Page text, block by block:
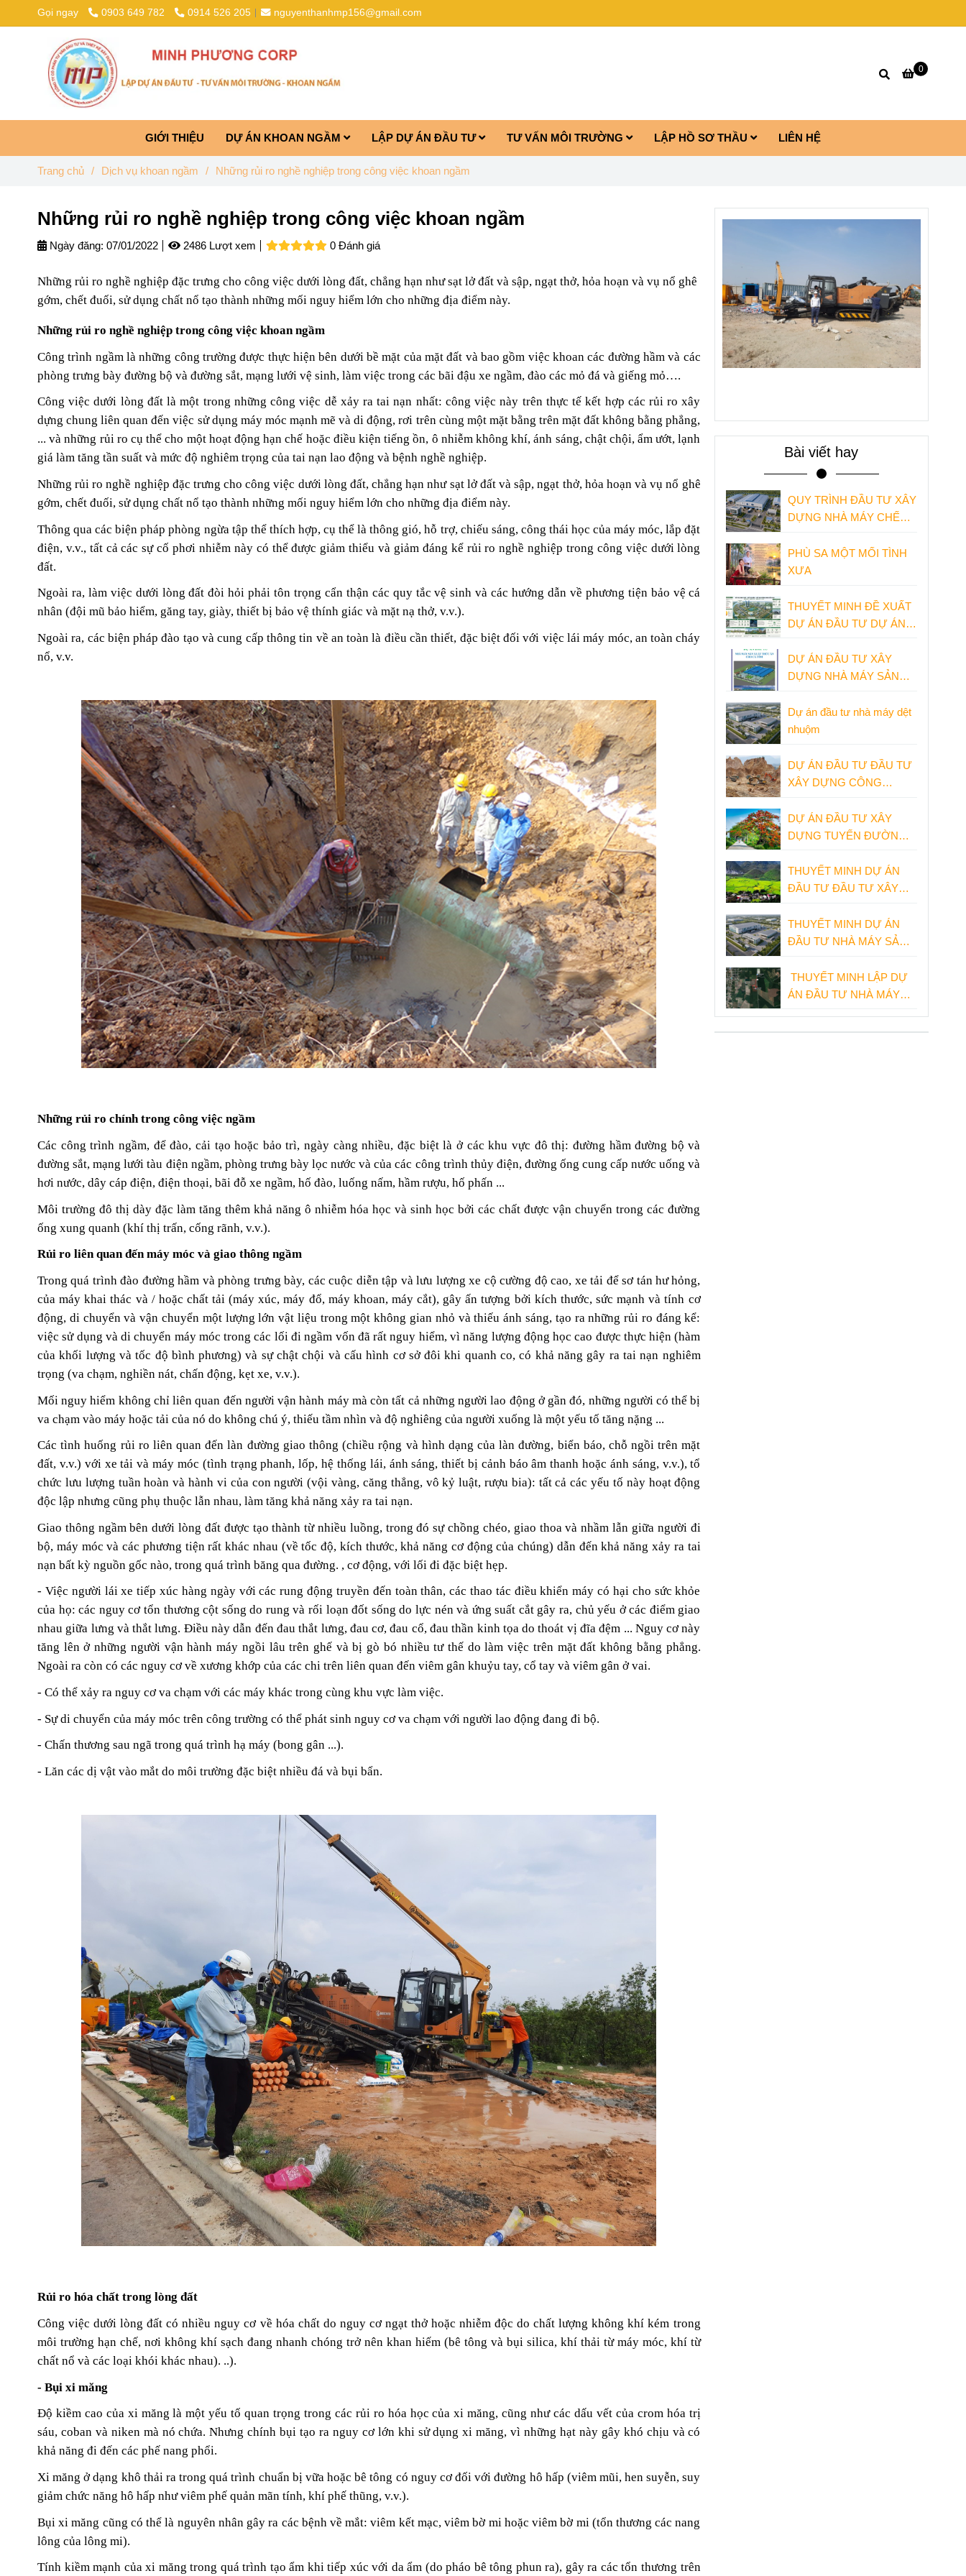
Gọi ngay 0903 649 782 0914 526 205 nguyenthanhmp156@gmail.com
0
GIỚI THIỆU DỰ ÁN KHOAN NGẦM LẬP DỰ ÁN ĐẦU TƯ TƯ VẤN MÔI TRƯỜNG LẬP HỒ SƠ THẦU LIÊN HỆ
Trang chủ / Dịch vụ khoan ngầm / Những rủi ro nghề nghiệp trong công việc khoan ngầm
Những rủi ro nghề nghiệp trong công việc khoan ngầm
Ngày đăng: 07/01/2022 2486 Lượt xem 0 Đánh giá
Những rủi ro nghề nghiệp đặc trưng cho công việc dưới lòng đất, chẳng hạn như sạt lở đất và sập, ngạt thở, hỏa hoạn và vụ nổ ghê
gớm, chết đuối, sử dụng chất nổ tạo thành những mối nguy hiểm lớn cho những địa điểm này.
Những rủi ro nghề nghiệp trong công việc khoan ngầm
Công trình ngầm là những công trường được thực hiện bên dưới bề mặt của mặt đất và bao gồm việc khoan các đường hầm và các
phòng trưng bày đường bộ và đường sắt, mạng lưới vệ sinh, làm việc trong các bãi đậu xe ngầm, đào các mỏ đá và giếng mỏ….
Công việc dưới lòng đất là một trong những công việc dễ xảy ra tai nạn nhất: công việc này trên thực tế kết hợp các rủi ro xây
dựng chung liên quan đến việc sử dụng máy móc mạnh mẽ và di động, rơi trên cùng một mặt bằng trên mặt đất không bằng phẳng,
... và những rủi ro cụ thể cho một hoạt động hạn chế hoặc điều kiện tiếng ồn, ô nhiễm không khí, ánh sáng, chật chội, ẩm ướt, lạnh
giá làm tăng tần suất và mức độ nghiêm trọng của tai nạn lao động và bệnh nghề nghiệp.
Những rủi ro nghề nghiệp đặc trưng cho công việc dưới lòng đất, chẳng hạn như sạt lở đất và sập, ngạt thở, hỏa hoạn và vụ nổ ghê
gớm, chết đuối, sử dụng chất nổ tạo thành những mối nguy hiểm lớn cho những địa điểm này.
Thông qua các biện pháp phòng ngừa tập thể thích hợp, cụ thể là thông gió, hỗ trợ, chiếu sáng, công thái học của máy móc, lắp đặt
điện, v.v., tất cả các sự cố phơi nhiễm này có thể được giảm thiểu và giảm đáng kể rủi ro nghề nghiệp trong công việc dưới lòng
đất.
Ngoài ra, làm việc dưới lòng đất đòi hỏi phải tôn trọng cẩn thận các quy tắc vệ sinh và các hướng dẫn về phương tiện bảo vệ cá
nhân (đội mũ bảo hiểm, găng tay, giày, thiết bị bảo vệ thính giác và mặt nạ thở, v.v.).
Ngoài ra, các biện pháp đào tạo và cung cấp thông tin về an toàn là điều cần thiết, đặc biệt đối với việc lái máy móc, an toàn cháy
nổ, v.v.
Những rủi ro chính trong công việc ngầm
Các công trình ngầm, để đào, cải tạo hoặc bảo trì, ngày càng nhiều, đặc biệt là ở các khu vực đô thị: đường hầm đường bộ và
đường sắt, mạng lưới tàu điện ngầm, phòng trưng bày lọc nước và của các công trình thủy điện, đường ống cung cấp nước uống và
hơi nước, dây cáp điện, điện thoại, bãi đỗ xe ngầm, hố đào, luống nấm, hầm rượu, hố phấn ...
Môi trường đô thị dày đặc làm tăng thêm khả năng ô nhiễm hóa học và sinh học bởi các chất được vận chuyển trong các đường
ống xung quanh (khí thị trấn, cống rãnh, v.v.).
Rủi ro liên quan đến máy móc và giao thông ngầm
Trong quá trình đào đường hầm và phòng trưng bày, các cuộc diễn tập và lưu lượng xe cộ cường độ cao, xe tải để sơ tán hư hỏng,
của máy khai thác và / hoặc chất tải (máy xúc, máy đổ, máy khoan, máy cắt), gây ấn tượng bởi kích thước, sức mạnh và tính cơ
động, di chuyển và vận chuyển một lượng lớn vật liệu trong một không gian nhỏ và thiếu ánh sáng, tạo ra những rủi ro đáng kể:
việc sử dụng và di chuyển máy móc trong các lối đi ngầm vốn đã rất nguy hiểm, vì năng lượng động học cao được thực hiện (hàm
của khối lượng và tốc độ bình phương) và sự chật chội và cấu hình cơ sở đôi khi quanh co, có khả năng gây ra tai nạn nghiêm
trọng (va chạm, nghiền nát, chấn động, kẹt xe, v.v.).
Mối nguy hiểm không chỉ liên quan đến người vận hành máy mà còn tất cả những người lao động ở gần đó, những người có thể bị
va chạm vào máy hoặc tải của nó do không chú ý, thiếu tầm nhìn và độ nghiêng của người xuống là một yếu tố tăng nặng ...
Các tình huống rủi ro liên quan đến làn đường giao thông (chiều rộng và hình dạng của làn đường, biển báo, chỗ ngồi trên mặt
đất, v.v.) với xe tải và máy móc (tình trạng phanh, lốp, hệ thống lái, ánh sáng, thiết bị cảnh báo âm thanh hoặc ánh sáng, v.v.), tổ
chức lưu lượng tuần hoàn và hành vi của con người (vội vàng, căng thẳng, vô kỷ luật, rượu bia): tất cả các yếu tố này hoạt động
độc lập nhưng cũng phụ thuộc lẫn nhau, làm tăng khả năng xảy ra tai nạn.
Giao thông ngầm bên dưới lòng đất được tạo thành từ nhiều luồng, trong đó sự chồng chéo, giao thoa và nhầm lẫn giữa người đi
bộ, máy móc và các phương tiện rất khác nhau (về tốc độ, kích thước, khả năng cơ động của chúng) dẫn đến khả năng xảy ra tai
nạn bất kỳ nguồn gốc nào, trong quá trình băng qua đường. , cơ động, với lối đi đặc biệt hẹp.
- Việc người lái xe tiếp xúc hàng ngày với các rung động truyền đến toàn thân, các thao tác điều khiển máy có hại cho sức khỏe
của họ: các nguy cơ tổn thương cột sống do rung và rối loạn đốt sống do lực nén và ứng suất cắt gây ra, chủ yếu ở các điểm giao
nhau giữa lưng và thắt lưng. Điều này dẫn đến đau thắt lưng, đau cơ, đau cổ, đau thần kinh tọa do thoát vị đĩa đệm ... Nguy cơ này
tăng lên ở những người vận hành máy ngồi lâu trên ghế và bị gò bó nhiều tư thế do làm việc trên mặt đất không bằng phẳng.
Ngoài ra còn có các nguy cơ về xương khớp của các chi trên liên quan đến viêm gân khuỷu tay, cổ tay và viêm gân ở vai.
- Có thể xảy ra nguy cơ va chạm với các máy khác trong cùng khu vực làm việc.
- Sự di chuyển của máy móc trên công trường có thể phát sinh nguy cơ va chạm với người lao động đang đi bộ.
- Chấn thương sau ngã trong quá trình hạ máy (bong gân ...).
- Lăn các dị vật vào mắt do môi trường đặc biệt nhiều đá và bụi bẩn.
Rủi ro hóa chất trong lòng đất
Công việc dưới lòng đất có nhiều nguy cơ về hóa chất do nguy cơ ngạt thở hoặc nhiễm độc do chất lượng không khí kém trong
môi trường hạn chế, nơi không khí sạch đang nhanh chóng trở nên khan hiếm (bê tông và bụi silica, khí thải từ máy móc, khí từ
chất nổ và các loại khói khác nhau). ..).
- Bụi xi măng
Độ kiềm cao của xi măng là một yếu tố quan trọng trong các rủi ro hóa học của xi măng, cũng như các dấu vết của crom hóa trị
sáu, coban và niken mà nó chứa. Nhưng chính bụi tạo ra nguy cơ lớn khi sử dụng xi măng, vì những hạt này gây khó chịu và có
khả năng đi đến các phế nang phổi.
Xi măng ở dạng khô thải ra trong quá trình chuẩn bị vữa hoặc bê tông có nguy cơ đối với đường hô hấp (viêm mũi, hen suyễn, suy
giảm chức năng hô hấp như viêm phế quản mãn tính, khí phế thũng, v.v.).
Bụi xi măng cũng có thể là nguyên nhân gây ra các bệnh về mắt: viêm kết mạc, viêm bờ mi hoặc viêm bờ mi (tổn thương các nang
lông của lông mi).
Tính kiềm mạnh của xi măng trong quá trình tạo ẩm khi tiếp xúc với da ẩm (do pháo bê tông phun ra), gây ra các tổn thương trên
Bài viết hay
QUY TRÌNH ĐẦU TƯ XÂY
DỰNG NHÀ MÁY CHẾ
SẢN
PHÙ SA MỘT MỐI TÌNH
XƯA
THUYẾT MINH ĐỀ XUẤT
DỰ ÁN ĐẦU TƯ DỰ ÁN
DỰ ÁN ĐẦU TƯ XÂY
DỰNG NHÀ MÁY SẢN
NUÔI THỦY SẢN
Dự án đầu tư nhà máy dệt
nhuộm
DỰ ÁN ĐẦU TƯ ĐẦU TƯ
XÂY DỰNG CÔNG
KHOÁNG SẢN LÀM VẬT
LIỆU XÂY DỰNG
DỰ ÁN ĐẦU TƯ XÂY
DỰNG TUYẾN ĐƯỜNG
- HẢI PHÒNG
THUYẾT MINH DỰ ÁN
ĐẦU TƯ ĐẦU TƯ XÂY
MĂNG
THUYẾT MINH DỰ ÁN
ĐẦU TƯ NHÀ MÁY SẢN
KHẨU
THUYẾT MINH LẬP DỰ
ÁN ĐẦU TƯ NHÀ MÁY
ĐIỆN